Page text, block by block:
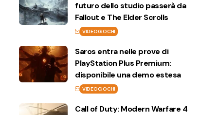
futuro dello studio passerà da
Fallout e The Elder Scrolls
VIDEOGIOCHI
Saros entra nelle prove di
PlayStation Plus Premium:
disponibile una demo estesa
VIDEOGIOCHI
Call of Duty: Modern Warfare 4